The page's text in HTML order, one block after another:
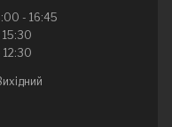
- 16:45
15:30
12:30